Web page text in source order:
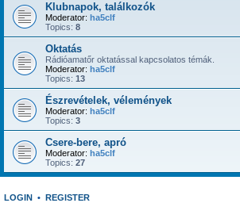
Klubnapok, találkozók
Moderator: ha5clf
Topics: 8
Oktatás
Rádióamatőr oktatással kapcsolatos témák.
Moderator: ha5clf
Topics: 13
Észrevételek, vélemények
Moderator: ha5clf
Topics: 3
Csere-bere, apró
Moderator: ha5clf
Topics: 27
LOGIN • REGISTER